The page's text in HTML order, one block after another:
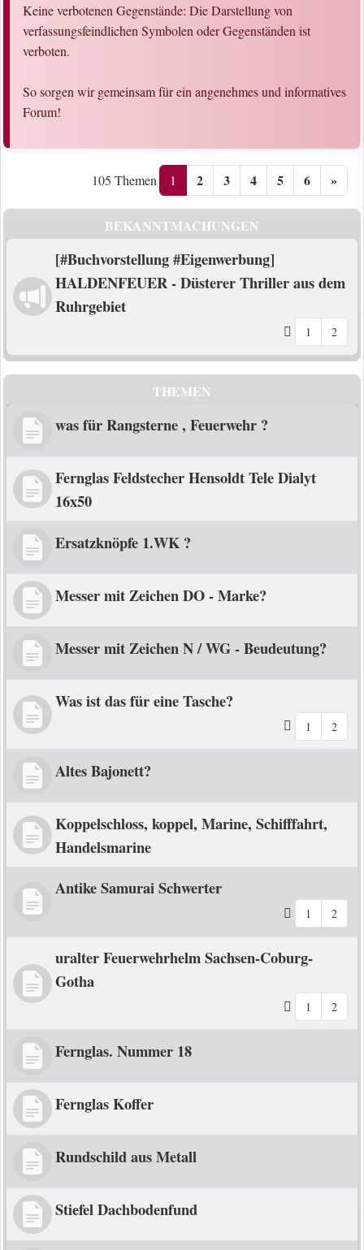
Keine verbotenen Gegenstände: Die Darstellung von
verfassungsfeindlichen Symbolen oder Gegenständen ist
verboten.
So sorgen wir gemeinsam für ein angenehmes und informatives
Forum!
105 Themen 1 2 3 4 5 6 »
BEKANNTMACHUNGEN
[#Buchvorstellung #Eigenwerbung]
HALDENFEUER - Düsterer Thriller aus dem
Ruhrgebiet
1 2
THEMEN
was für Rangsterne , Feuerwehr ?
Fernglas Feldstecher Hensoldt Tele Dialyt
16x50
Ersatzknöpfe 1.WK ?
Messer mit Zeichen DO - Marke?
Messer mit Zeichen N / WG - Beudeutung?
Was ist das für eine Tasche?
1 2
Altes Bajonett?
Koppelschloss, koppel, Marine, Schifffahrt,
Handelsmarine
Antike Samurai Schwerter
1 2
uralter Feuerwehrhelm Sachsen-Coburg-
Gotha
1 2
Fernglas. Nummer 18
Fernglas Koffer
Rundschild aus Metall
Stiefel Dachbodenfund